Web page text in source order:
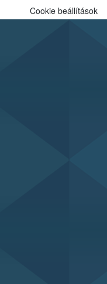
Cookie beállítások